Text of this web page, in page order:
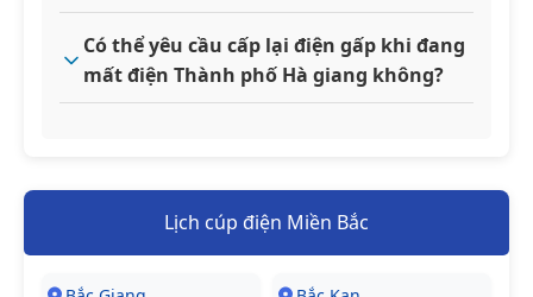
Có thể yêu cầu cấp lại điện gấp khi đang
mất điện Thành phố Hà giang không?
Lịch cúp điện Miền Bắc